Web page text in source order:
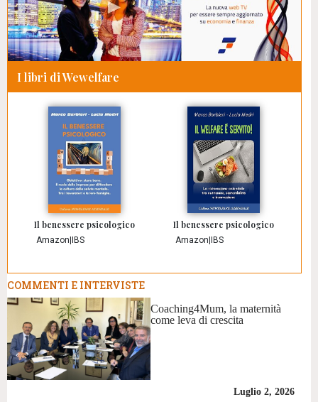
I libri di Wewelfare
Il benessere psicologico
Amazon IBS
Il benessere psicologico
Amazon IBS
COMMENTI E INTERVISTE
Coaching4Mum, la maternità
come leva di crescita
Luglio 2, 2026